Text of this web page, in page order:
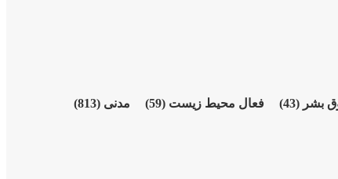
بشر (43) فعال محیط زیست (59) مدنی (813)